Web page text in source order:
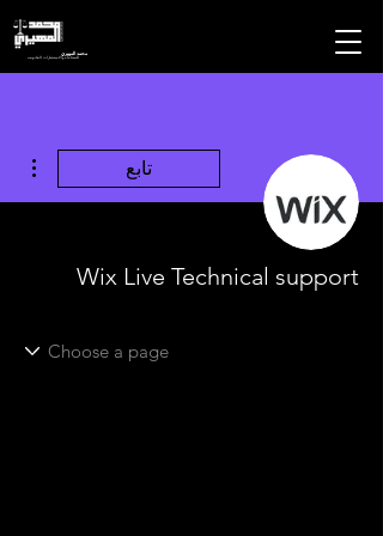
محمد المهيري
للمحاماه والاستشارات القانونيه
تابع
Wix Live Technical support